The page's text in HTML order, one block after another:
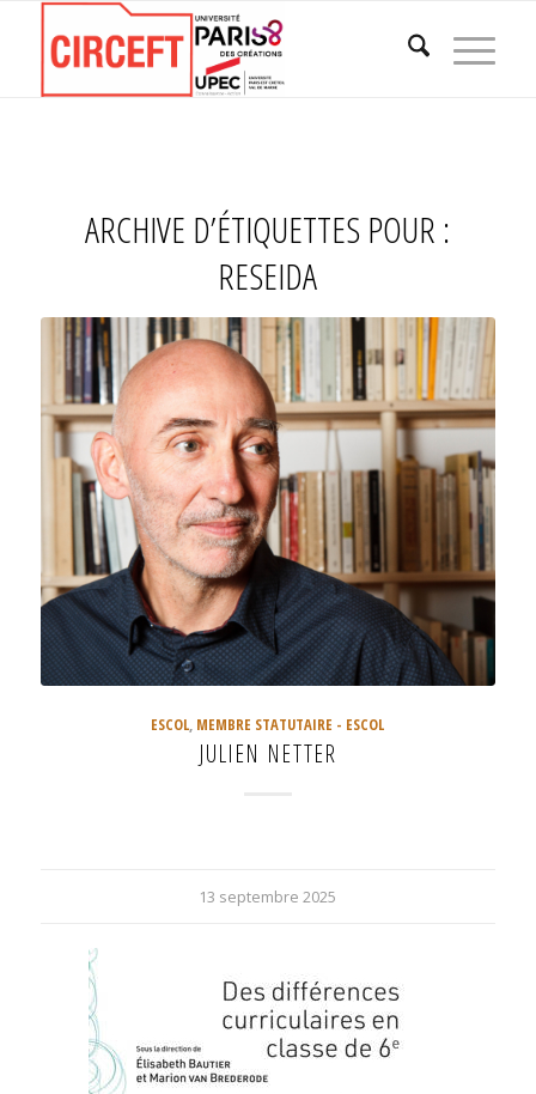
ARCHIVE D’ÉTIQUETTES POUR :
RESEIDA
ESCOL, MEMBRE STATUTAIRE - ESCOL
JULIEN NETTER
13 septembre 2025